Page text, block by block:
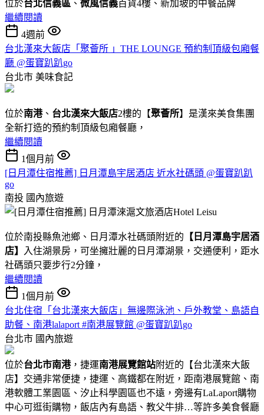
位於台北信義區 、 微風信義百貨4樓、新加坡的中餐品牌
繼續閱讀
4週前
台北漢來大飯店「聚薈所 」THE LOUNGE 預約制頂級包廂餐
廳 @蛋寶趴趴go
台北市 美味食記
位於南港、 台北漢來大飯店2樓的【聚薈所】是漢來美食集團
全新打造的預約制頂級包廂餐廳，
繼續閱讀
1個月前
[日月潭住宿推薦] 日月潭島宇居酒店 近水社碼頭 @蛋寶趴趴
go
南投 國內旅遊
位於南投縣魚池鄉、日月潭水社碼頭附近的 【日月潭島宇居酒
店】
入住湖景房，可坐擁壯麗的日月潭湖景，交通便利，距水
社碼頭只要步行2分鐘，
繼續閱讀
1個月前
台北住宿「台北漢來大飯店」無邊際泳池、戶外教堂、島語自
助餐、南港lalaport #南港展覽館 @蛋寶趴趴go
台北市 國內旅遊
位於台北市南港，捷運南港展覽館站附近的【台北漢來大飯
店】交通非常便捷，捷運、高鐵都在附近，距南港展覽館、南
港軟體工業園區、汐止科學園區也不遠，旁邊有LaLaport購物
中心可逛街購物，飯店內有島語、教父牛排…等許多美食餐廳